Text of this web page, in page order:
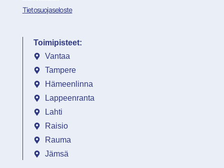
Tietosuojaseloste
Toimipisteet:
Vantaa
Tampere
Hämeenlinna
Lappeenranta
Lahti
Raisio
Rauma
Jämsä